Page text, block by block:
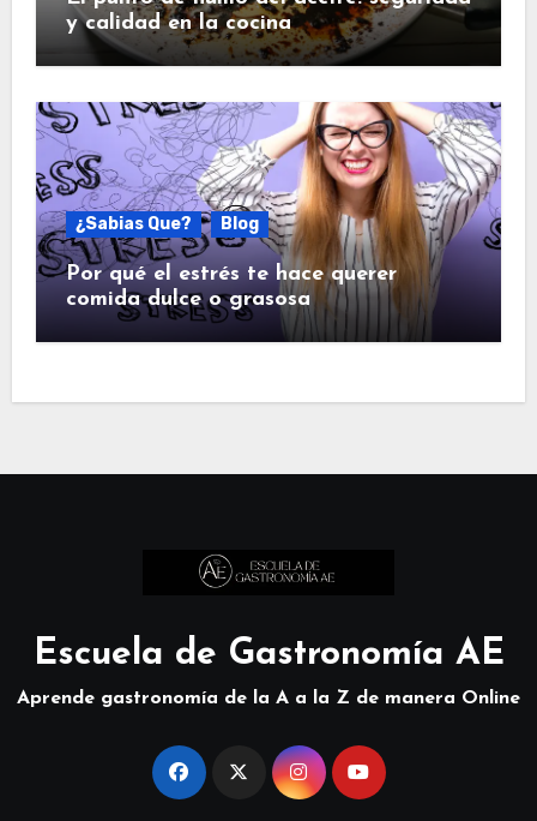
y calidad en la cocina
¿Sabias Que? Blog
Por qué el estrés te hace querer
comida dulce o grasosa
Escuela de Gastronomía AE
Aprende gastronomía de la A a la Z de manera Online